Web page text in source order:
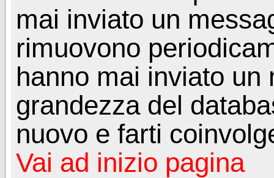
mai inviato un
rimuovono
hanno mai inviato
grandezza del
nuovo e farti
Vai ad inizio pagina